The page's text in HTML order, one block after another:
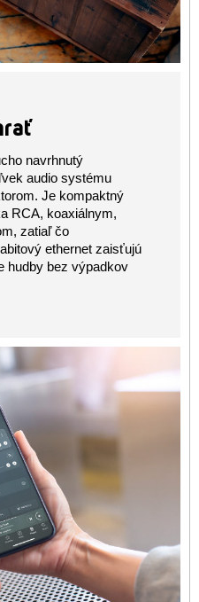
navrhnutý
audio systému
Je kompaktný
RCA, koaxiálnym,
zatiaľ čo
ethernet zaisťujú
hudby bez výpadkov